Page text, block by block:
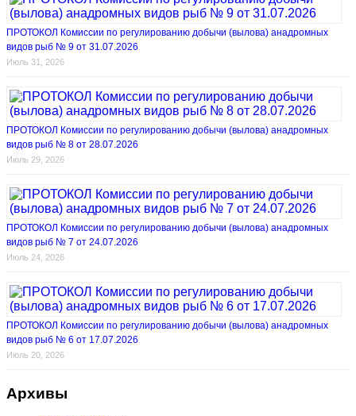
ПРОТОКОЛ Комиссии по регулированию добычи (вылова) анадромных
видов рыб № 9 от 31.07.2026
Июль 31, 2026
ПРОТОКОЛ Комиссии по регулированию добычи (вылова) анадромных
видов рыб № 8 от 28.07.2026
Июль 29, 2026
ПРОТОКОЛ Комиссии по регулированию добычи (вылова) анадромных
видов рыб № 7 от 24.07.2026
Июль 24, 2026
ПРОТОКОЛ Комиссии по регулированию добычи (вылова) анадромных
видов рыб № 6 от 17.07.2026
Июль 20, 2026
Архивы